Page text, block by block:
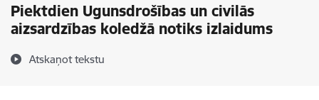
Piektdien Ugunsdrošības un civilās
aizsardzības koledžā notiks izlaidums
Atskaņot tekstu